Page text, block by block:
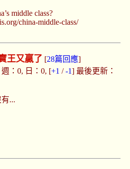
middle class?
china-middle-class/
王又贏了 [28篇回應]
：0, 日：0, [+1 /-1] 最後更新：
...